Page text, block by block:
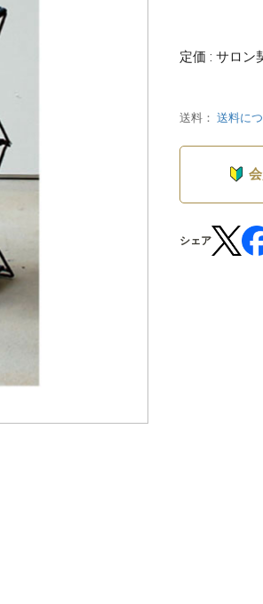
定価 : サロン
送料： 送料に
シェア